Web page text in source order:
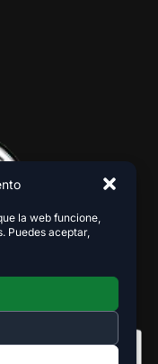
la web funcione,
Puedes aceptar,